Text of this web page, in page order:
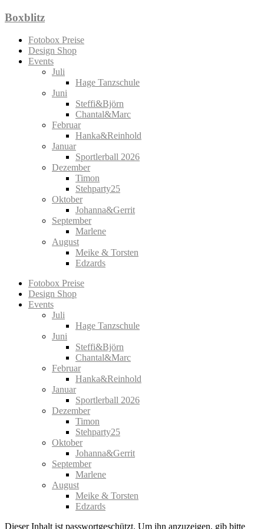
Zum
springen
Boxblitz
Fotobox Preise
Design Shop
Events
Juli
Hage Tanzschule
Juni
Steffi&Björn
Chantal&Marc
Februar
Hanka&Reinhold
Januar
Sportlerball 2026
Dezember
Timon
Stehparty25
Oktober
Johanna&Gerrit
September
Marlene
August
Meike & Torsten
Edzards
Fotobox Preise
Design Shop
Events
Juli
Hage Tanzschule
Juni
Steffi&Björn
Chantal&Marc
Februar
Hanka&Reinhold
Januar
Sportlerball 2026
Dezember
Timon
Stehparty25
Oktober
Johanna&Gerrit
September
Marlene
August
Meike & Torsten
Edzards
Dieser Inhalt ist passwortgeschützt. Um ihn anzuzeigen, gib bitte